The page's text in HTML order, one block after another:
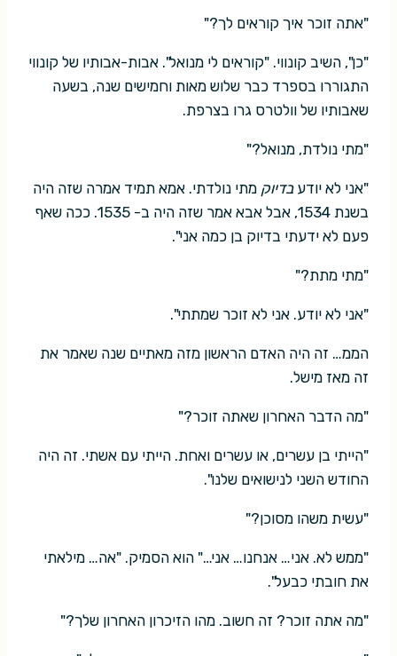
"אתה זוכר איך קוראים לך?"
"כן", השיב קונווי. "קוראים לי מנואל". אבות-אבותיו של קונווי
התגוררו בספרד כבר שלוש מאות וחמישים שנה, בשעה
שאבותיו של וולטרס גרו בצרפת.
"מתי נולדת, מנואל?"
"אני לא יודעבדיוק מתי נולדתי. אמא תמיד אמרה שזה היה
בשנת 1534, אבל אבא אמר שזה היה ב- 1535. ככה שאף
פעם לא ידעתי בדיוק בן כמה אני".
"מתי מתת?"
"אני לא יודע. אני לא זוכר שמתתי".
הממ… זה היה האדם הראשון מזה מאתיים שנה שאמר את
זה מאז מישל.
"מה הדבר האחרון שאתה זוכר?"
"הייתי בן עשרים, או עשרים ואחת. הייתי עם אשתי. זה היה
החודש השני לנישואים שלנו".
"עשית משהו מסוכן?"
"ממש לא. אני… אנחנו… אני…" הוא הסמיק. "אה… מילאתי
את חובתי כבעל".
"מה אתה זוכר? זה חשוב. מהו הזיכרון האחרון שלך?"